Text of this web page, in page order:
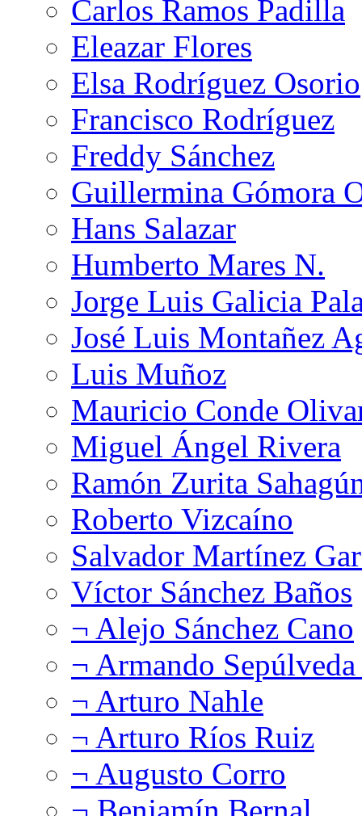
Carlos Ramos Padilla
Eleazar Flores
Elsa Rodríguez Osorio
Francisco Rodríguez
Freddy Sánchez
Guillermina Gómora
Hans Salazar
Humberto Mares N.
Jorge Luis Galicia
José Luis Montañez
Luis Muñoz
Mauricio Conde
Miguel Ángel Rivera
Ramón Zurita
Roberto Vizcaíno
Salvador Martínez
Víctor Sánchez Baños
¬ Alejo Sánchez Cano
¬ Armando
¬ Arturo Nahle
¬ Arturo Ríos Ruiz
¬ Augusto Corro